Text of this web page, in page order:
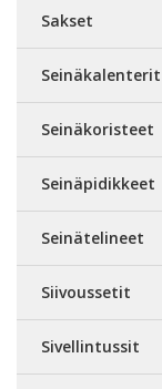
Sakset
Seinäkalenterit
Seinäkoristeet
Seinäpidikkeet
Seinätelineet
Siivoussetit
Sivellintussit